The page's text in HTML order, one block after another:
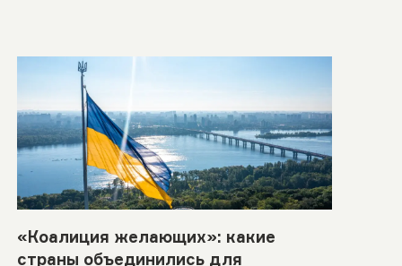
«Коалиция желающих»: какие
страны объединились для